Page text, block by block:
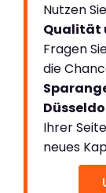
Nutzen
Qualität
Fragen
die
Ihrer
neues